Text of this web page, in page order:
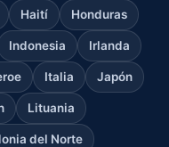
Haití Honduras
Indonesia Irlanda
Italia Japón
Lituania
del Norte